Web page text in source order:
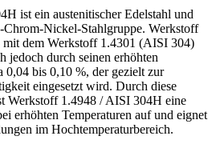
ist ein austenitischer Edelstahl und
Chrom-Nickel-Stahlgruppe. Werkstoff
dem Werkstoff 1.4301 (AISI 304)
jedoch durch seinen erhöhten
bis 0,10 %, der gezielt zur
eingesetzt wird. Durch diese
Werkstoff 1.4948 / AISI 304H eine
erhöhten Temperaturen auf und eignet
im Hochtemperaturbereich.